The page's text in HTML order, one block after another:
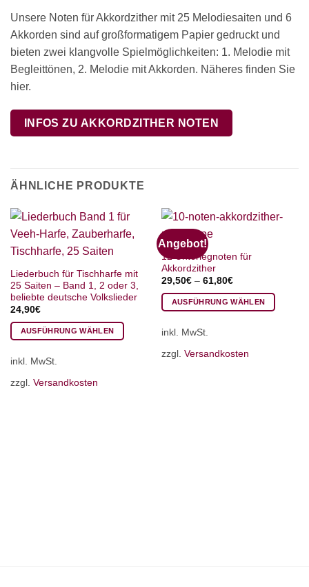
Unsere Noten für Akkordzither mit 25 Melodiesaiten und 6
Akkorden sind auf großformatigem Papier gedruckt und
bieten zwei klangvolle Spielmöglichkeiten: 1. Melodie mit
Begleittönen, 2. Melodie mit Akkorden. Näheres finden Sie
hier.
INFOS ZU AKKORDZITHER NOTEN
ÄHNLICHE PRODUKTE
Liederbuch für Tischharfe mit
25 Saiten – Band 1, 2 oder 3,
beliebte deutsche Volkslieder
24,90€
AUSFÜHRUNG WÄHLEN
Produkt
mehrere
inkl. MwSt.
zzgl. Versandkosten
Angebot!
12 Unterlegnoten für
Akkordzither
29,50€– 61,80€
AUSFÜHRUNG WÄHLEN
Produkt
mehrere
inkl. MwSt.
zzgl. Versandkosten